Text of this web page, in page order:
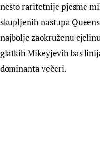
nešto raritetnije pjesme
skupljenih nastupa
najbolje zaokruženu
glatkih Mikeyjevih bas
dominanta večeri.